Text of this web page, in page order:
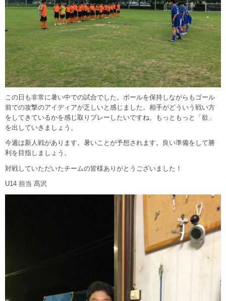
この日も非常に暑い中での試合でした。ボールを保持しながらもゴール
前での攻撃のアイディアが乏しいと感じました。相手がどういう戦い方
をしてきているかを感じ取りプレーしたいですね。もっともっと「欲」
を出していきましょう。
今週は新人戦があります。暑いことが予想されます。良い準備をして勝
利を目指しましょう。
対戦していただいたチームの皆様ありがとうございました！
U14 担当 髙沢